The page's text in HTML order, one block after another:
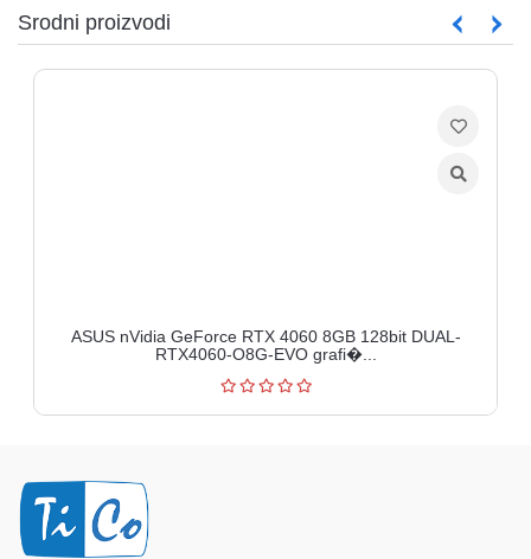
Srodni proizvodi
ASUS nVidia GeForce RTX 4060 8GB 128bit DUAL-
RTX4060-O8G-EVO grafi�...